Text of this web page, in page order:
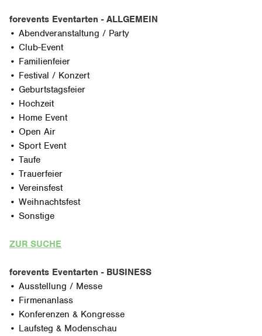
forevents Eventarten - ALLGEMEIN
• Abendveranstaltung / Party
• Club-Event
• Familienfeier
• Festival / Konzert
• Geburtstagsfeier
• Hochzeit
• Home Event
• Open Air
• Sport Event
• Taufe
• Trauerfeier
• Vereinsfest
• Weihnachtsfest
• Sonstige
ZUR SUCHE
forevents Eventarten - BUSINESS
• Ausstellung / Messe
• Firmenanlass
• Konferenzen & Kongresse
• Laufsteg & Modenschau